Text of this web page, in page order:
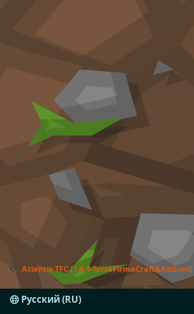
Atlantis-TFC [1.6.4 TerraFirmaCraft&Addons]
Русский (RU)